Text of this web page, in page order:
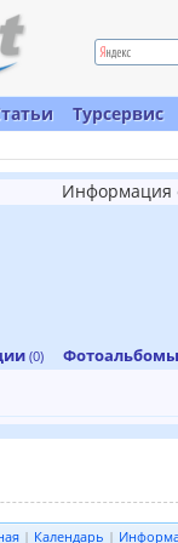
Турсервис
Информация
(0)
| Календарь |